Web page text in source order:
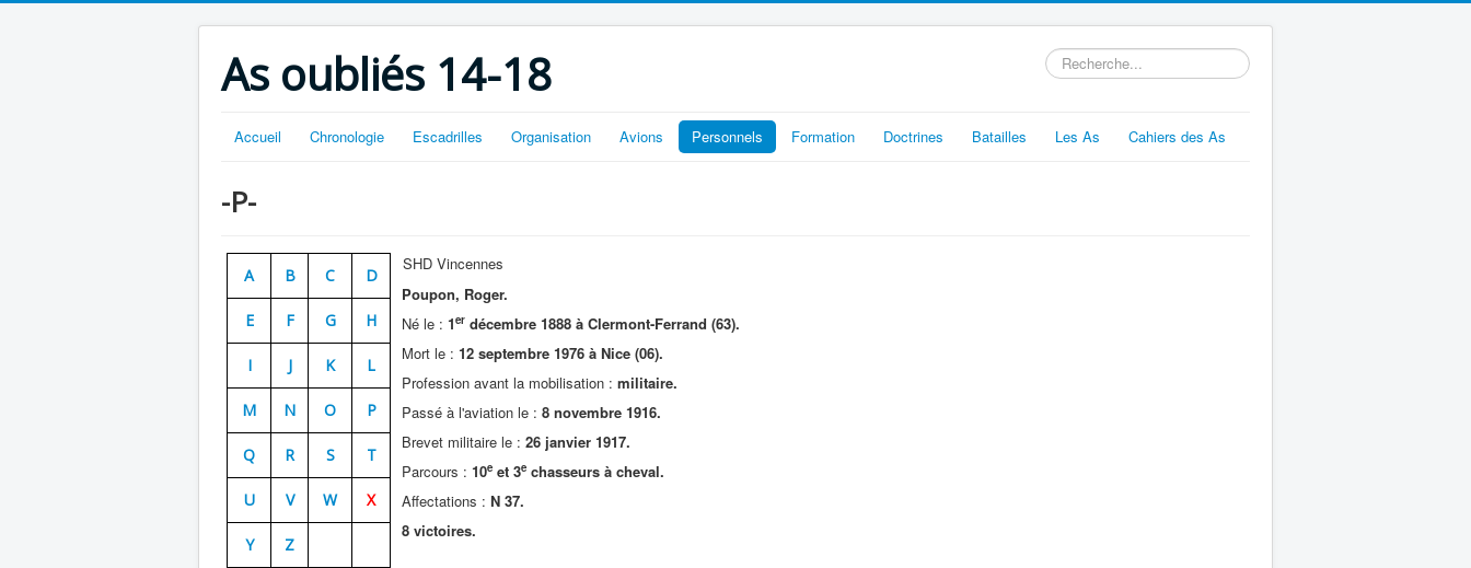
As oubliés 14-18 Rechercher
Accueil Chronologie Escadrilles Organisation Avions Personnels Formation Doctrines Batailles Les As Cahiers des As
-P-
A B C D
E F G H
I J K L
M N O P
Q R S T
U V W X
Y Z
SHD Vincennes
Poupon, Roger.
Né le : 1er décembre 1888 à Clermont-Ferrand (63).
Mort le : 12 septembre 1976 à Nice (06).
Profession avant la mobilisation : militaire.
Passé à l'aviation le : 8 novembre 1916.
Brevet militaire le : 26 janvier 1917.
Parcours : 10e et 3e chasseurs à cheval.
Affectations : N 37.
8 victoires.